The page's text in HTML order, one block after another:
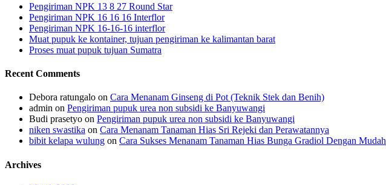
Pengiriman NPK 13 8 27 Round Star
Pengiriman NPK 16 16 16 Interflor
Pengiriman NPK 16-16-16 interflor
Muat pupuk ke kontainer, tujuan pengiriman ke kalimantan barat
Proses muat pupuk tujuan Sumatra
Recent Comments
Debora ratungalo on Cara Menanam Ginseng di Pot (Teknik Stek dan Benih)
admin on Pengiriman pupuk urea non subsidi ke Banyuwangi
Budi prasetyo on Pengiriman pupuk urea non subsidi ke Banyuwangi
niken swastika on Cara Menanam Tanaman Hias Sri Rejeki dan Perawatannya
bibit kelapa wulung on Cara Sukses Menanam Tanaman Hias Bunga Gradiol Dengan Mudah
Archives